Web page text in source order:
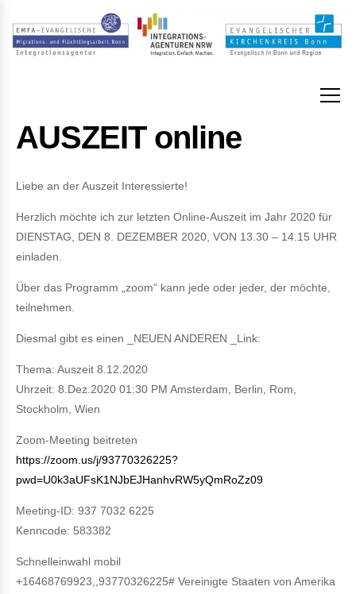
AUSZEIT online
Liebe an der Auszeit Interessierte!
Herzlich möchte ich zur letzten Online-Auszeit im Jahr 2020 für
DIENSTAG, DEN 8. DEZEMBER 2020, VON 13.30 – 14.15 UHR
einladen.
Über das Programm „zoom“ kann jede oder jeder, der möchte,
teilnehmen.
Diesmal gibt es einen _NEUEN ANDEREN _Link:
Thema: Auszeit 8.12.2020
Uhrzeit: 8.Dez.2020 01:30 PM Amsterdam, Berlin, Rom,
Stockholm, Wien
Zoom-Meeting beitreten
https://zoom.us/j/93770326225?
pwd=U0k3aUFsK1NJbEJHanhvRW5yQmRoZz09
Meeting-ID: 937 7032 6225
Kenncode: 583382
Schnelleinwahl mobil
+16468769923,,93770326225# Vereinigte Staaten von Amerika